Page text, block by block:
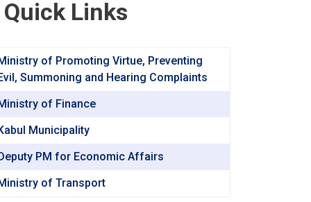
Quick Links
of Promoting Virtue, Preventing
Summoning and Hearing Complaints
of Finance
Municipality
PM for Economic Affairs
of Transport